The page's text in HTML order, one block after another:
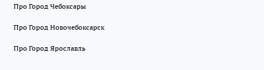
Про Город Чебоксары
Про Город Новочебоксарск
Про Город Ярославль